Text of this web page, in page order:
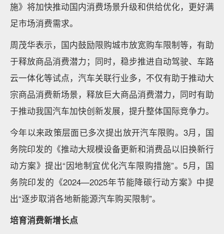
施》将加快推动国内消费场景升级和供给优化，更好满
足市场消费需求。
周茂华表示，国内鼓励限购城市放宽购车限制等，有助
于释放商品消费潜力；同时，稳步推进自动驾驶、车路
云一体化等试点，汽车关联行业多，不仅有助于推动大
宗商品消费新场景，释放巨大商品消费潜力，同时有助
于推动我国汽车加快创新发展，提升整体国际竞争力。
今年以来政策层面已多次提出放开汽车限购。3月，国
务院印发的《推动大规模设备更新和消费品以旧换新行
动方案》提出“因地制宜优化汽车限购措施”。5月，国
务院印发的《2024—2025年节能降碳行动方案》中提
出“逐步取消各地新能源汽车购买限制”。
培育消费新增长点